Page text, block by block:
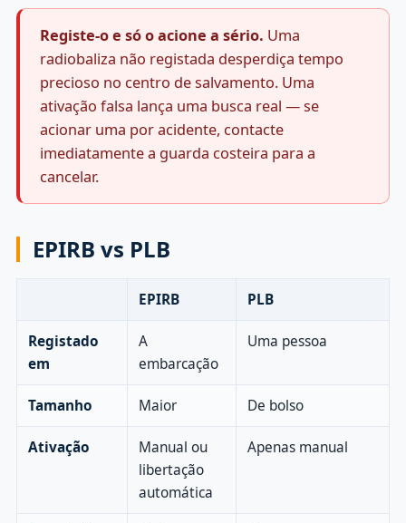
Registe-o e só o acione a sério. Uma
radiobaliza não registada desperdiça tempo
precioso no centro de salvamento. Uma
ativação falsa lança uma busca real — se
acionar uma por acidente, contacte
imediatamente a guarda costeira para a
cancelar.
EPIRB vs PLB
EPIRB PLB
Registado
em
A
embarcação
Uma pessoa
Tamanho Maior De bolso
Ativação
Manual ou
libertação
automática
Apenas manual